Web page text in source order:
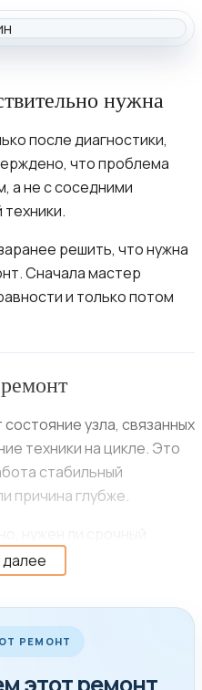
нужна
после диагностики,
что проблема
а не с соседними
решить, что нужна
Сначала мастер
и только потом
узла, связанных
техники на цикле. Это
стабильный
причина глубже.
за один визит и
имеет смысл в
поломка и можно
техникой до выезда.
РЕМОНТ